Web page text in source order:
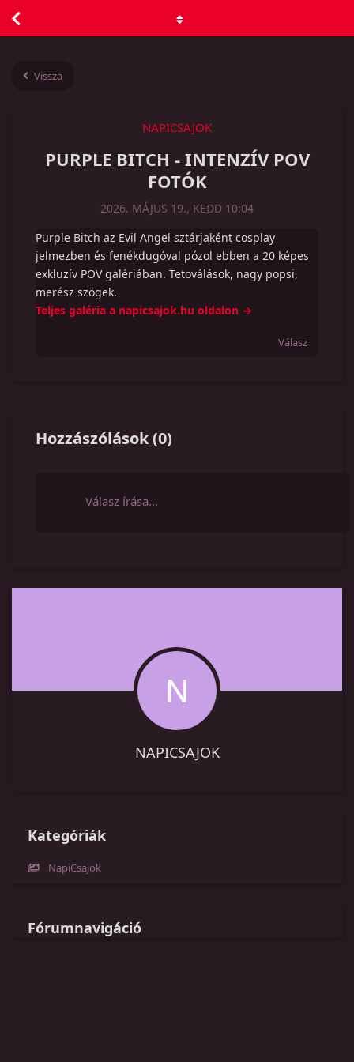
Vissza
NAPICSAJOK
PURPLE BITCH - INTENZÍV POV
FOTÓK
2026. MÁJUS 19., KEDD 10:04
Purple Bitch az Evil Angel sztárjaként cosplay
jelmezben és fenékdugóval pózol ebben a 20 képes
exkluzív POV galériában. Tetoválások, nagy popsi,
merész szögek.
Teljes galéria a napicsajok.hu oldalon →
Válasz
Hozzászólások(0)
Válasz írása…
N
NAPICSAJOK
Kategóriák
NapiCsajok
Fórumnavigáció